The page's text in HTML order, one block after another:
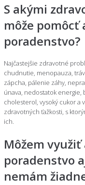
S akými
môže pomôcť
poradenstvo?
Najčastejšie zdravotné
chudnutie, menopauza,
zápcha, pálenie záhy,
únava, nedostatok energie,
cholesterol, vysoký cukor a
zdravotných ťažkosti, s
ich.
Môžem
poradenstvo
nemám